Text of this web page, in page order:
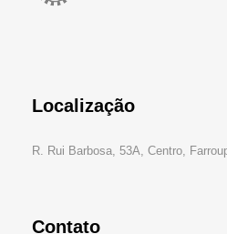
Localização
R. Rui Barbosa, 53A, Centro,
Contato